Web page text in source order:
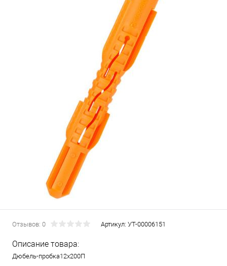
Отзывов: 0 Артикул: УТ-00006151
Описание товара:
Дюбель-пробка12х200П